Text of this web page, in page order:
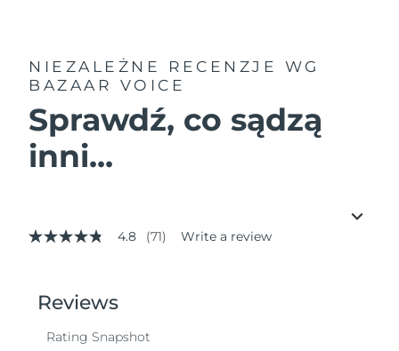
NIEZALEŻNE RECENZJE
WG
BAZAAR VOICE
Sprawdź, co sądzą
inni...
4.8
stars,
average
value.
4.8 (71) Write a review